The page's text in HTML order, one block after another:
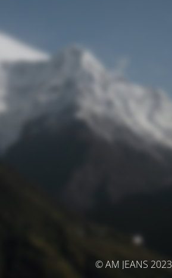
© AM JEANS 2023